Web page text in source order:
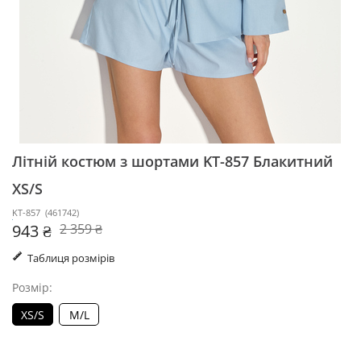
Літній костюм з шортами KT-857 Блакитний
XS/S
KT-857 (461742)
943 ₴ 2 359 ₴
Таблиця розмірів
Розмір:
XS/S
M/L